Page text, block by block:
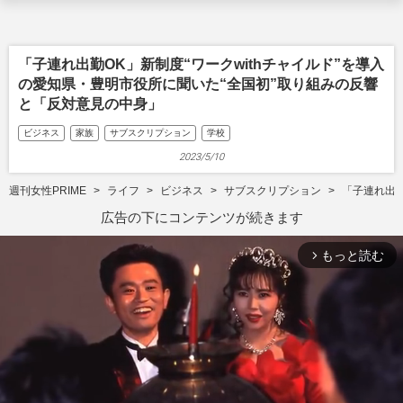
「子連れ出勤OK」新制度“ワークwithチャイルド”を導入
の愛知県・豊明市役所に聞いた“全国初”取り組みの反響
と「反対意見の中身」
ビジネス 家族 サブスクリプション 学校
2023/5/10
週刊女性PRIME ライフ ビジネス サブスクリプション 「子連れ
広告の下にコンテンツが続きます
arrow_forward_ios もっと読む